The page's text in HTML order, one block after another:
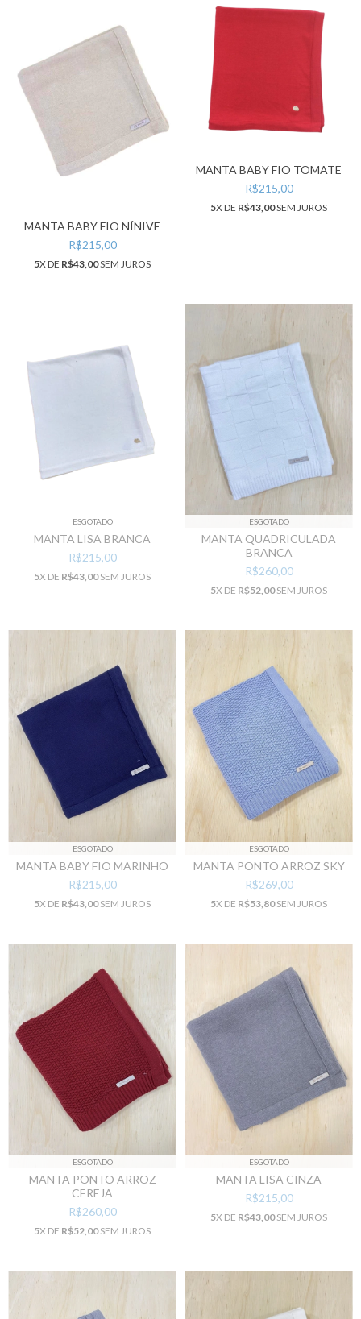
MANTA BABY FIO NÍNIVE
R$215,00
5X DE R$43,00SEM JUROS
MANTA BABY FIO TOMATE
R$215,00
5X DE R$43,00SEM JUROS
ESGOTADO
MANTA LISA BRANCA
R$215,00
5X DE R$43,00SEM JUROS
ESGOTADO
MANTA QUADRICULADA
BRANCA
R$260,00
5X DE R$52,00SEM JUROS
ESGOTADO
MANTA BABY FIO MARINHO
R$215,00
5X DE R$43,00SEM JUROS
ESGOTADO
MANTA PONTO ARROZ SKY
R$269,00
5X DE R$53,80SEM JUROS
ESGOTADO
MANTA PONTO ARROZ
CEREJA
R$260,00
5X DE R$52,00SEM JUROS
ESGOTADO
MANTA LISA CINZA
R$215,00
5X DE R$43,00SEM JUROS